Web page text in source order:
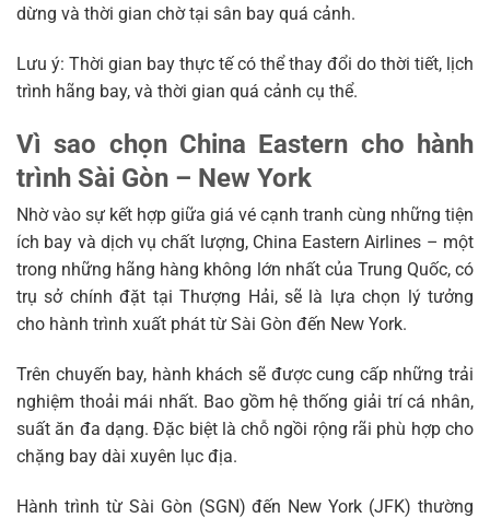
dừng và thời gian chờ tại sân bay quá cảnh.
Lưu ý: Thời gian bay thực tế có thể thay đổi do thời tiết, lịch
trình hãng bay, và thời gian quá cảnh cụ thể.
Vì sao chọn China Eastern cho hành
trình Sài Gòn – New York
Nhờ vào sự kết hợp giữa giá vé cạnh tranh cùng những tiện
ích bay và dịch vụ chất lượng, China Eastern Airlines – một
trong những hãng hàng không lớn nhất của Trung Quốc, có
trụ sở chính đặt tại Thượng Hải, sẽ là lựa chọn lý tưởng
cho hành trình xuất phát từ Sài Gòn đến New York.
Trên chuyến bay, hành khách sẽ được cung cấp những trải
nghiệm thoải mái nhất. Bao gồm hệ thống giải trí cá nhân,
suất ăn đa dạng. Đặc biệt là chỗ ngồi rộng rãi phù hợp cho
chặng bay dài xuyên lục địa.
Hành trình từ Sài Gòn (SGN) đến New York (JFK) thường